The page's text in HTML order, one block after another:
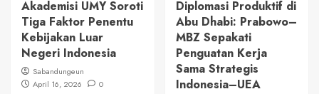
Akademisi UMY Soroti
Tiga Faktor Penentu
Kebijakan Luar
Negeri Indonesia
Sabandungeun
April 16, 2026
0
Diplomasi Produktif di
Abu Dhabi: Prabowo–
MBZ Sepakati
Penguatan Kerja
Sama Strategis
Indonesia–UEA